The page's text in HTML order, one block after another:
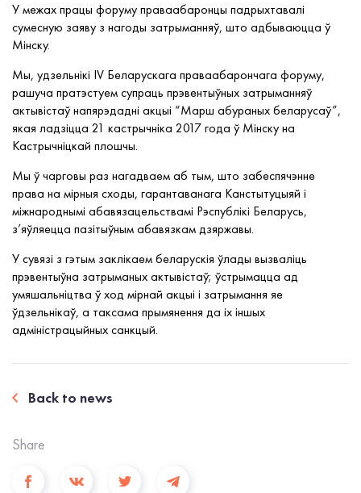
У межах працы форуму праваабаронцы падрыхтавалі
сумесную заяву з нагоды затрыманняў, што адбываюцца ў
Мінску.
Мы, удзельнікі IV Беларускага праваабарончага форуму,
рашуча пратэстуем супраць прэвентыўных затрыманняў
актывістаў напярэдадні акцыі “Марш абураных беларусаў”,
якая ладзіцца 21 кастрычніка 2017 года ў Мінску на
Кастрычніцкай плошчы.
Мы ў чарговы раз нагадваем аб тым, што забеспячэнне
права на мірныя сходы, гарантаванага Канстытуцыяй і
міжнароднымі абавязацельствамі Рэспублікі Беларусь,
з’яўляецца пазітыўным абавязкам дзяржавы.
У сувязі з гэтым заклікаем беларускія ўлады вызваліць
прэвентыўна затрыманых актывістаў; ўстрымацца ад
умяшальніцтва ў ход мірнай акцыі і затрымання яе
ўдзельнікаў, а таксама прымянення да іх іншых
адміністрацыйных санкцый.
Back to news
Share